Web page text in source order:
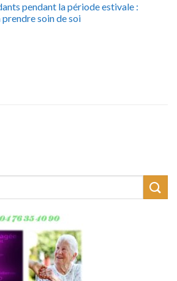
pendant la période estivale :
prendre soin de soi